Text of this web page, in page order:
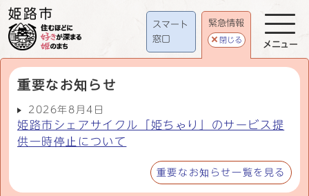
スマート
窓口
緊急情報
閉じる
重要なお知らせ
2026年8月4日
姫路市シェアサイクル「姫ちゃり」のサービス提
供一時停止について
重要なお知らせ一覧を見る
メニュー